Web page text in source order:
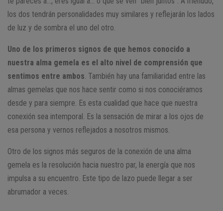
los dos tendrán personalidades muy similares y reflejarán los lados
de luz y de sombra el uno del otro.
Uno de los primeros signos de que hemos conocido a
nuestra alma gemela es el alto nivel de comprensión que
sentimos entre ambos . También hay una familiaridad entre las
almas gemelas que nos hace sentir como si nos conociéramos
desde y para siempre. Es esta cualidad que hace que nuestra
conexión sea intemporal. Es la sensación de mirar a los ojos de
esa persona y vernos reflejados a nosotros mismos.
Otro de los signos más seguros de la conexión de una alma
gemela es la resolución hacia nuestro par, la energía que nos
impulsa a su encuentro. Este tipo de lazo puede llegar a ser
abrumador a veces.